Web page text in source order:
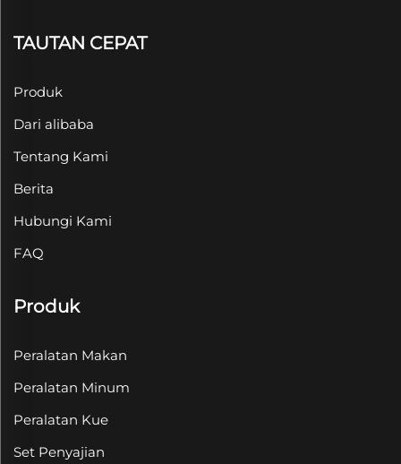
TAUTAN CEPAT
Produk
Dari alibaba
Tentang Kami
Berita
Hubungi Kami
FAQ
Produk
Peralatan Makan
Peralatan Minum
Peralatan Kue
Set Penyajian